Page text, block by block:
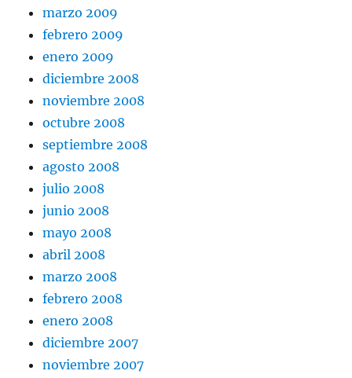
marzo 2009
febrero 2009
enero 2009
diciembre 2008
noviembre 2008
octubre 2008
septiembre 2008
agosto 2008
julio 2008
junio 2008
mayo 2008
abril 2008
marzo 2008
febrero 2008
enero 2008
diciembre 2007
noviembre 2007